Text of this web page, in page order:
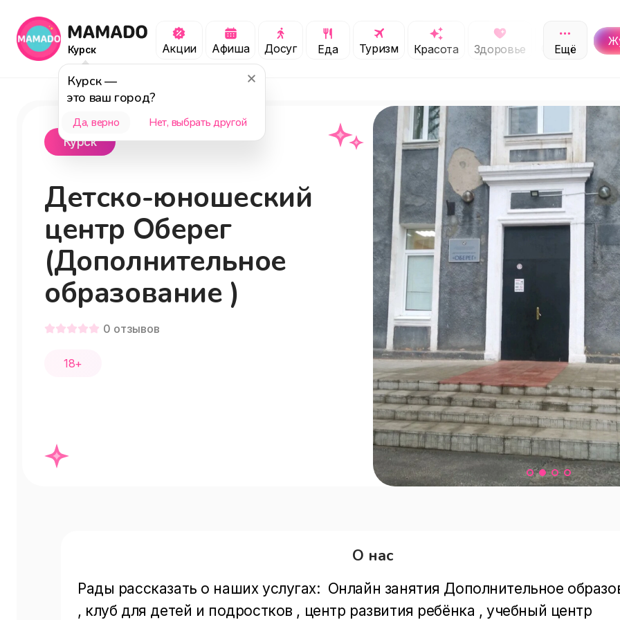
Курск
Курск—
это ваш город?
Да, верно Нет, выбрать другой
Акции Афиша Досуг Еда Туризм Красота Здоровье Обучение
Ещё
Курск
Детско-юношеский
центр Оберег
(Дополнительное
образование )
0 отзывов
18+
О нас
Рады рассказать о наших услугах:  Онлайн занятия Дополнительное
, клуб для детей и подростков , центр развития ребёнка , учебный центр